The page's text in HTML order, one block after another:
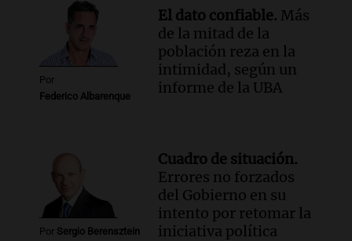
Episodios
Por
Federico Albarenque
El dato confiable. Más
de la mitad de la
población reza en la
intimidad, según un
informe de la UBA
Por Sergio Berensztein
Cuadro de situación.
Errores no forzados
del Gobierno en su
intento por retomar la
iniciativa política